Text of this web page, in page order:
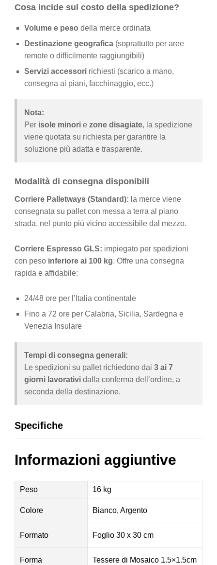
Cosa incide sul costo della spedizione?
Volume e peso della merce ordinata
Destinazione geografica (soprattutto per aree
remote o difficilmente raggiungibili)
Servizi accessori richiesti (scarico a mano,
consegna ai piani, facchinaggio, ecc.)
Nota:
Per isole minori e zone disagiate, la spedizione
viene quotata su richiesta per garantire la
soluzione più adatta e trasparente.
Modalità di consegna disponibili
Corriere Palletways (Standard): la merce viene
consegnata su pallet con messa a terra al piano
strada, nel punto più vicino accessibile dal mezzo.
Corriere Espresso GLS: impiegato per spedizioni
con peso inferiore ai 100 kg. Offre una consegna
rapida e affidabile:
24/48 ore per l’Italia continentale
Fino a 72 ore per Calabria, Sicilia, Sardegna e
Venezia Insulare
Tempi di consegna generali:
Le spedizioni su pallet richiedono dai 3 ai 7
giorni lavorativi dalla conferma dell’ordine, a
seconda della destinazione.
Specifiche
Informazioni aggiuntive
Peso 16 kg
Colore Bianco, Argento
Formato Foglio 30 x 30 cm
Forma Tessere di Mosaico 1.5×1.5cm